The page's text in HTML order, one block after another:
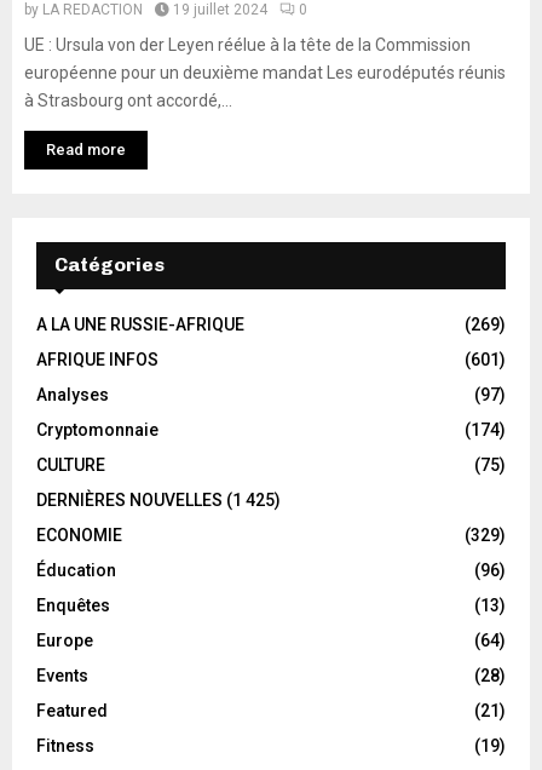
by LA REDACTION 19 juillet 2024 0
UE : Ursula von der Leyen réélue à la tête de la Commission
européenne pour un deuxième mandat Les eurodéputés réunis
à Strasbourg ont accordé,...
Read more
Catégories
A LA UNE RUSSIE-AFRIQUE
(269)
AFRIQUE INFOS
(601)
Analyses
(97)
Cryptomonnaie
(174)
CULTURE
(75)
DERNIÈRES NOUVELLES (1 425)
ECONOMIE
(329)
Éducation
(96)
Enquêtes
(13)
Europe
(64)
Events
(28)
Featured
(21)
Fitness
(19)